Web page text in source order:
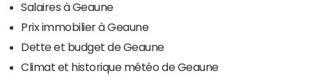
Salaires à Geaune
Prix immobilier à Geaune
Dette et budget de Geaune
Climat et historique météo de Geaune